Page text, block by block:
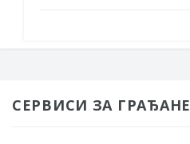
СЕРВИСИ ЗА ГРАЂАНЕ